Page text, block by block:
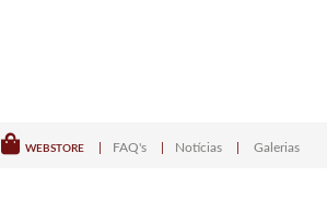
WEBSTORE FAQ's Notícias Galerias